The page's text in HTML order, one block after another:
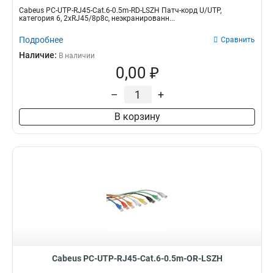
Cabeus PC-UTP-RJ45-Cat.6-0.5m-RD-LSZH Патч-корд U/UTP,
категория 6, 2xRJ45/8p8c, неэкранированн...
Подробнее Сравнить
Наличие: В наличии
0,00 ₽
– +
В корзину
Cabeus PC-UTP-RJ45-Cat.6-0.5m-OR-LSZH